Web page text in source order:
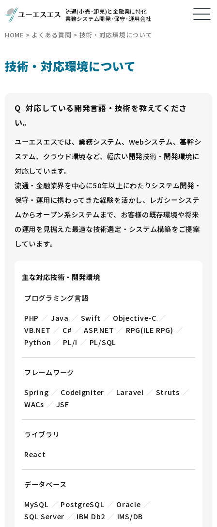
流通(小売･卸売)と金融業に特化
業務システム開発･保守･運用会社
HOME > よくある質問 > 技術・対応環境について
技術・対応環境について
Q 対応している開発言語・技術を教えてくださ
い。
ユーエスエスでは、業務システム、Webシステム、基幹シ
ステム、クラウド環境など、幅広い開発技術・開発環境に
対応しています。
流通・金融業界を中心に50年以上にわたりシステム開発・
保守・運用に携わってきた経験を活かし、レガシーシステ
ムからオープン系システムまで、お客様の既存環境や将来
の運用を見据えた最適な技術選定・システム構築をご提案
しています。
主な対応技術・開発環境
プログラミング言語
PHP
Java Swift
Objective-C
VB.NET
C# ASP.NET
RPG(ILE RPG)
Python
PL/I PL/SQL
フレームワーク
Spring
CodeIgniter Laravel
Struts
WACs
JSF
ライブラリ
React
データベース
MySQL
PostgreSQL
Oracle
SQL Server
IBM Db2 IMS/DB